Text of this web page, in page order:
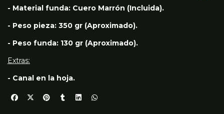
- Material funda: Cuero Marrón (Incluida).
- Peso pieza: 350 gr (Aproximado).
- Peso funda: 130 gr (Aproximado).
Extras:
- Canal en la hoja.